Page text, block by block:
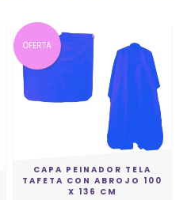
OFERTA
CAPA PEINADOR TELA
TAFETA CON ABROJO 100
X 136 CM